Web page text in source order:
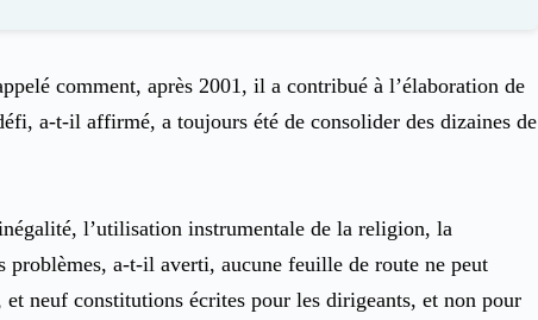
comment, après 2001, il a contribué à l’élaboration de
a-t-il affirmé, a toujours été de consolider des dizaines de
l’utilisation instrumentale de la religion, la
problèmes, a-t-il averti, aucune feuille de route ne peut
neuf constitutions écrites pour les dirigeants, et non pour